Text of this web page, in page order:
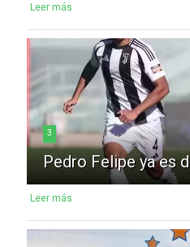
Leer más
3
Pedro Felipe ya es
Leer más